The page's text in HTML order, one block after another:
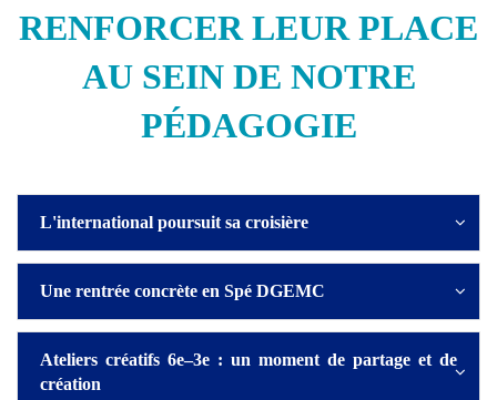
RENFORCER LEUR PLACE
AU SEIN DE NOTRE
PÉDAGOGIE
L'international poursuit sa croisière
Une rentrée concrète en Spé DGEMC
Ateliers créatifs 6e–3e : un moment de partage et de
création